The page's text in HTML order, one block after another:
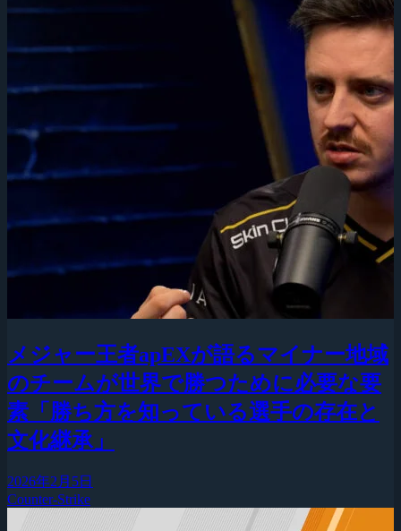
メジャー王者apEXが語るマイナー地域
のチームが世界で勝つために必要な要
素「勝ち方を知っている選手の存在と
文化継承」
2026年2月5日
Counter-Strike